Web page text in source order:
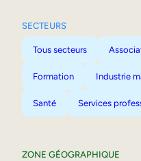
SECTEURS
Tous secteurs
Formation Industrie
Santé Services
ZONE GÉOGRAPHIQUE